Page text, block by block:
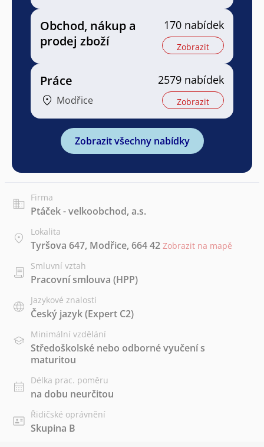
Obchod, nákup a
prodej zboží
170 nabídek
Zobrazit
Práce
Modřice
2579 nabídek
Zobrazit
Zobrazit všechny nabídky
Firma
Ptáček - velkoobchod, a.s.
Lokalita
Tyršova 647, Modřice, 664 42 Zobrazit na mapě
Smluvní vztah
Pracovní smlouva (HPP)
Jazykové znalosti
Český jazyk(Expert C2)
Minimální vzdělání
Středoškolské nebo odborné vyučení s
maturitou
Délka prac. poměru
na dobu neurčitou
Řidičské oprávnění
Skupina B